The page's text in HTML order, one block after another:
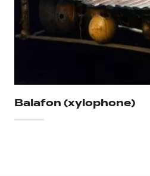
Balafon (xylophone)